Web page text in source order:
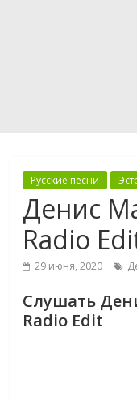
Русские песни
Денис
Radio
29 июня, 2020
Слушать
Radio Edit